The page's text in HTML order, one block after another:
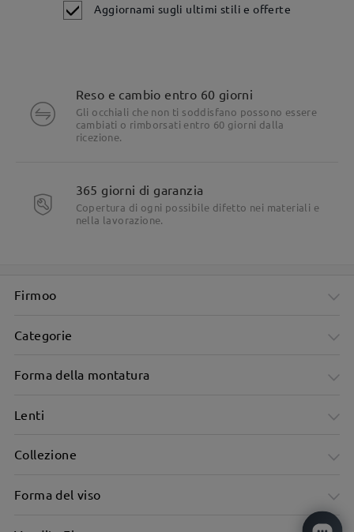
Motivo tartarugato per un tocco classico e intramontabile
Aggiornami sugli ultimi stili e offerte
Reso e cambio entro 60 giorni
Gli occhiali che non ti soddisfano possono essere
cambiati o rimborsati entro 60 giorni dalla
ricezione.
365 giorni di garanzia
Copertura di ogni possibile difetto nei materiali e
nella lavorazione.
Firmoo
Categorie
Forma della montatura
Lenti
Collezione
Forma del viso